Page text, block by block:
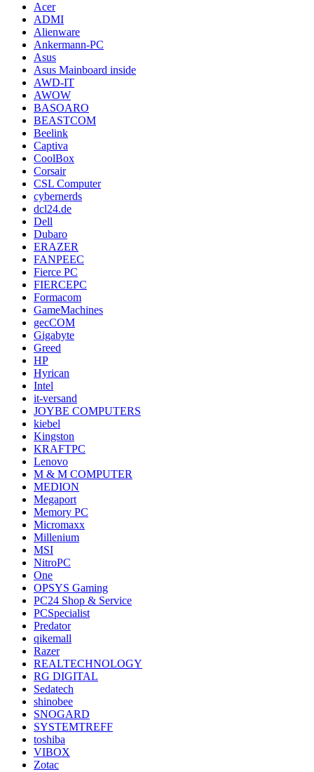
Acer
ADMI
Alienware
Ankermann-PC
Asus
Asus Mainboard inside
AWD-IT
AWOW
BASOARO
BEASTCOM
Beelink
Captiva
CoolBox
Corsair
CSL Computer
cybernerds
dcl24.de
Dell
Dubaro
ERAZER
FANPEEC
Fierce PC
FIERCEPC
Formacom
GameMachines
gecCOM
Gigabyte
Greed
HP
Hyrican
Intel
it-versand
JOYBE COMPUTERS
kiebel
Kingston
KRAFTPC
Lenovo
M & M COMPUTER
MEDION
Megaport
Memory PC
Micromaxx
Millenium
MSI
NitroPC
One
OPSYS Gaming
PC24 Shop & Service
PCSpecialist
Predator
qikemall
Razer
REALTECHNOLOGY
RG DIGITAL
Sedatech
shinobee
SNOGARD
SYSTEMTREFF
toshiba
VIBOX
Zotac